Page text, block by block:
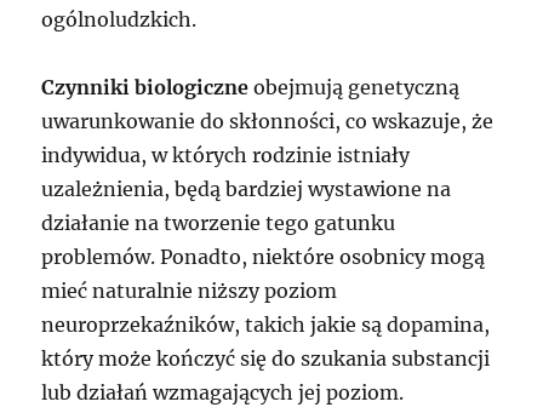
ogólnoludzkich.
Czynniki biologiczne obejmują genetyczną
uwarunkowanie do skłonności, co wskazuje, że
indywidua, w których rodzinie istniały
uzależnienia, będą bardziej wystawione na
działanie na tworzenie tego gatunku
problemów. Ponadto, niektóre osobnicy mogą
mieć naturalnie niższy poziom
neuroprzekaźników, takich jakie są dopamina,
który może kończyć się do szukania substancji
lub działań wzmagających jej poziom.